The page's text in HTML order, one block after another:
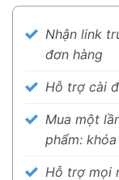
Nhận link
đơn hàng
Hỗ trợ cài
Mua một
phẩm:
Hỗ trợ mọi